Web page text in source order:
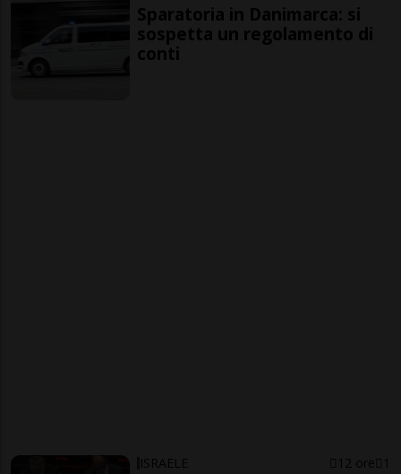
Sparatoria in Danimarca: si
sospetta un regolamento di
conti
ISRAELE 12 ore 1